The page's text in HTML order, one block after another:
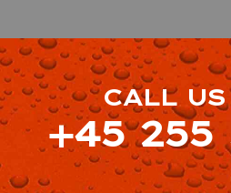
CALL
+45 255